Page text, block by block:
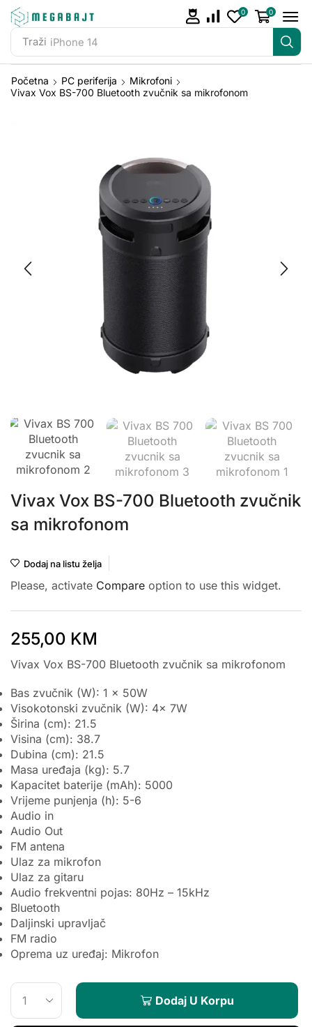
Traži iPhone 14
0 0
Početna PC periferija
Mikrofoni
Vivax Vox BS-700 Bluetooth zvučnik sa mikrofonom
Vivax Vox BS-700 Bluetooth zvučnik
sa mikrofonom
Dodaj na listu želja
Please, activate Compare option to use this widget.
255,00 KM
Vivax Vox BS-700 Bluetooth zvučnik sa mikrofonom
Bas zvučnik (W): 1 x 50W
Visokotonski zvučnik (W): 4x 7W
Širina (cm): 21.5
Visina (cm): 38.7
Dubina (cm): 21.5
Masa uređaja (kg): 5.7
Kapacitet baterije (mAh): 5000
Vrijeme punjenja (h): 5-6
Audio in
Audio Out
FM antena
Ulaz za mikrofon
Ulaz za gitaru
Audio frekventni pojas: 80Hz – 15kHz
Bluetooth
Daljinski upravljač
FM radio
Oprema uz uređaj: Mikrofon
Dodaj U Korpu